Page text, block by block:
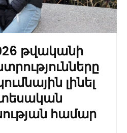
թվականի
լինել
համար